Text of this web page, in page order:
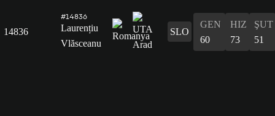
14836
#14836
Laurențiu
Vlăsceanu
SLO
GEN
60
HIZ
73
ŞUT
51